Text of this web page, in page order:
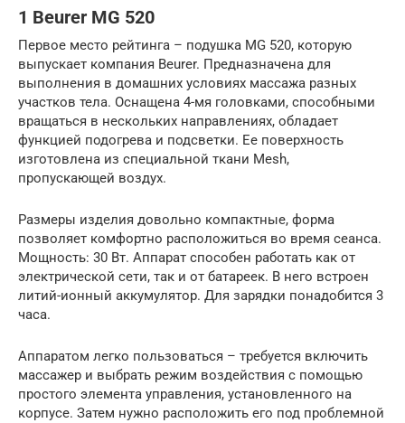
1 Beurer MG 520
Первое место рейтинга – подушка MG 520, которую
выпускает компания Beurer. Предназначена для
выполнения в домашних условиях массажа разных
участков тела. Оснащена 4-мя головками, способными
вращаться в нескольких направлениях, обладает
функцией подогрева и подсветки. Ее поверхность
изготовлена из специальной ткани Mesh,
пропускающей воздух.
Размеры изделия довольно компактные, форма
позволяет комфортно расположиться во время сеанса.
Мощность: 30 Вт. Аппарат способен работать как от
электрической сети, так и от батареек. В него встроен
литий-ионный аккумулятор. Для зарядки понадобится 3
часа.
Аппаратом легко пользоваться – требуется включить
массажер и выбрать режим воздействия с помощью
простого элемента управления, установленного на
корпусе. Затем нужно расположить его под проблемной